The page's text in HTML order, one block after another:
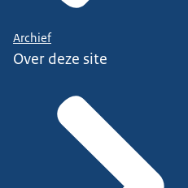
Archief
Over deze site